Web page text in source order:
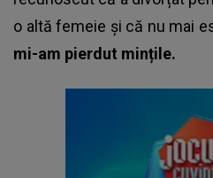
o altă femeie și că nu mai
mi-am pierdut mințile.